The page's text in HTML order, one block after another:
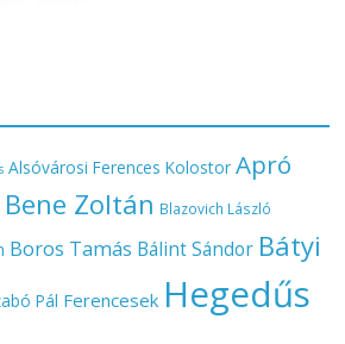
Alsóvárosi Ferences Kolostor Apró
Bene Zoltán Blazovich László
Boros Tamás Bálint Sándor Bátyi
Pál Ferencesek Hegedűs